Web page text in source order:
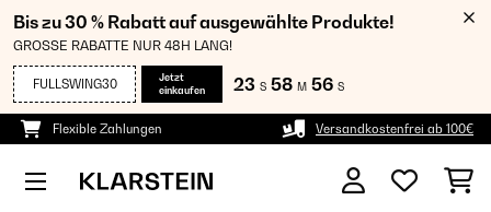
Bis zu 30 % Rabatt auf ausgewählte Produkte!
GROSSE RABATTE NUR 48H LANG!
FULLSWING30
Jetzt
einkaufen
23 S 58 M 55 S
Flexible Zahlungen Versandkostenfrei ab 100€